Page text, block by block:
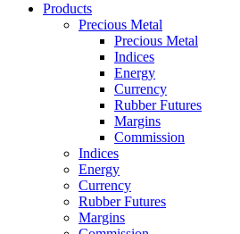
Products
Precious Metal
Precious Metal
Indices
Energy
Currency
Rubber Futures
Margins
Commission
Indices
Energy
Currency
Rubber Futures
Margins